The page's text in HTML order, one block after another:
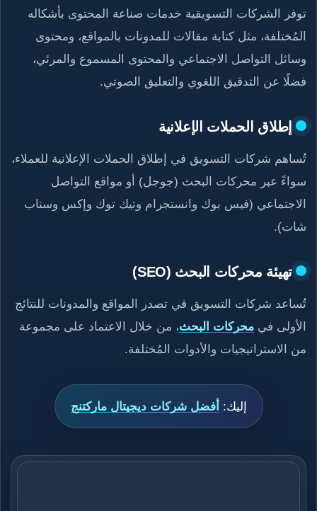
توفر الشركات التسويقية خدمات صناعة المحتوى بأشكاله
المُختلفة، مثل كتابة مقالات للمدونات بالمواقع، ومحتوى
وسائل التواصل الاجتماعي والمحتوى المسموع والمرئي،
فضلًا عن التدقيق اللغوي والتعليق الصوتي.
إطلاق الحملات الإعلانية
تُساهم شركات التسويق في إطلاق الحملات الإعلانية للعملاء،
سواءً عبر محركات البحث (جوجل) أو مواقع التواصل
الاجتماعي (فيس بوك وانستجرام وتيك توك وإكس وسناب
شات).
تهيئة محركات البحث (SEO)
تُساعد شركات التسويق في تصدر المواقع والمدونات للنتائج
الأولى في محركات البحث، من خلال الاعتماد على مجموعة
من الاستراتيجيات والأدوات المُختلفة.
إليك: أفضل شركات ديجيتال ماركتنج